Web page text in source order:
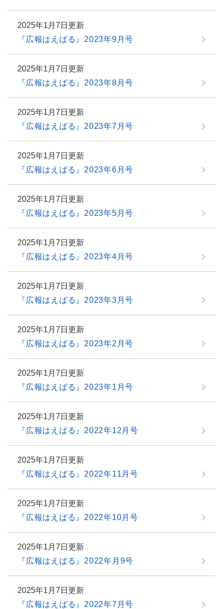
2025年1月7日更新
『広報はえばる』2023年9月号
2025年1月7日更新
『広報はえばる』2023年8月号
2025年1月7日更新
『広報はえばる』2023年7月号
2025年1月7日更新
『広報はえばる』2023年6月号
2025年1月7日更新
『広報はえばる』2023年5月号
2025年1月7日更新
『広報はえばる』2023年4月号
2025年1月7日更新
『広報はえばる』2023年3月号
2025年1月7日更新
『広報はえばる』2023年2月号
2025年1月7日更新
『広報はえばる』2023年1月号
2025年1月7日更新
『広報はえばる』2022年12月号
2025年1月7日更新
『広報はえばる』2022年11月号
2025年1月7日更新
『広報はえばる』2022年10月号
2025年1月7日更新
『広報はえばる』2022年月9号
2025年1月7日更新
『広報はえばる』2022年7月号